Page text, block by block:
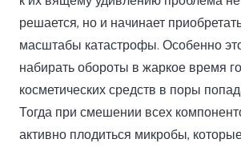
решается, но и начинает
масштабы катастрофы. Особенно
набирать обороты в жаркое время
косметических средств в поры
Тогда при смешении всех
активно плодиться микробы,